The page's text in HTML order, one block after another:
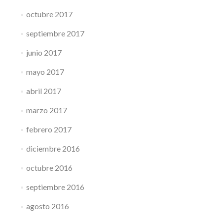
octubre 2017
septiembre 2017
junio 2017
mayo 2017
abril 2017
marzo 2017
febrero 2017
diciembre 2016
octubre 2016
septiembre 2016
agosto 2016